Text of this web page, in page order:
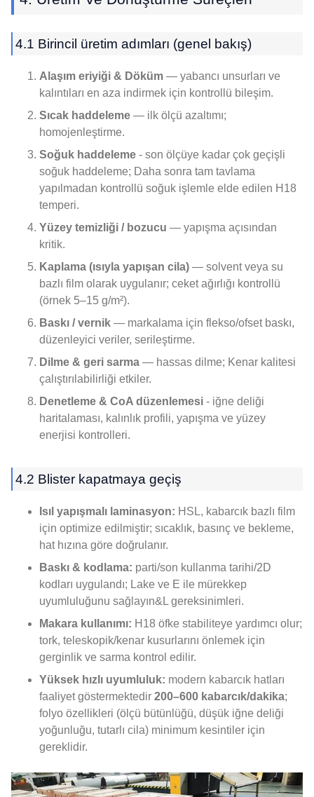
4.1 Birincil üretim adımları (genel bakış)
Alaşım eriyiği & Döküm — yabancı unsurları ve
kalıntıları en aza indirmek için kontrollü bileşim.
Sıcak haddeleme — ilk ölçü azaltımı;
homojenleştirme.
Soğuk haddeleme - son ölçüye kadar çok geçişli
soğuk haddeleme; Daha sonra tam tavlama
yapılmadan kontrollü soğuk işlemle elde edilen H18
temperi.
Yüzey temizliği / bozucu — yapışma açısından
kritik.
Kaplama (ısıyla yapışan cila) — solvent veya su
bazlı film olarak uygulanır; ceket ağırlığı kontrollü
(örnek 5–15 g/m²).
Baskı / vernik — markalama için flekso/ofset baskı,
düzenleyici veriler, serileştirme.
Dilme & geri sarma — hassas dilme; Kenar kalitesi
çalıştırılabilirliği etkiler.
Denetleme & CoA düzenlemesi - iğne deliği
haritalaması, kalınlık profili, yapışma ve yüzey
enerjisi kontrolleri.
4.2 Blister kapatmaya geçiş
Isıl yapışmalı laminasyon: HSL, kabarcık bazlı film
için optimize edilmiştir; sıcaklık, basınç ve bekleme,
hat hızına göre doğrulanır.
Baskı & kodlama: parti/son kullanma tarihi/2D
kodları uygulandı; Lake ve E ile mürekkep
uyumluluğunu sağlayın&L gereksinimleri.
Makara kullanımı: H18 öfke stabiliteye yardımcı olur;
tork, teleskopik/kenar kusurlarını önlemek için
gerginlik ve sarma kontrol edilir.
Yüksek hızlı uyumluluk: modern kabarcık hatları
faaliyet göstermektedir 200–600 kabarcık/dakika;
folyo özellikleri (ölçü bütünlüğü, düşük iğne deliği
yoğunluğu, tutarlı cila) minimum kesintiler için
gereklidir.